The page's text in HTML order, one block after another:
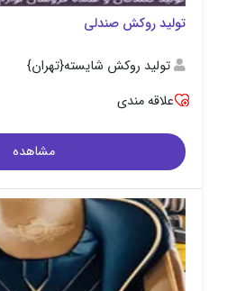
تولید روکش صندلی
تولید روکش شایسته{تهران}
علاقه مندی
مشاهده